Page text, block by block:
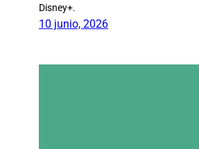
Disney+.
10 junio, 2026